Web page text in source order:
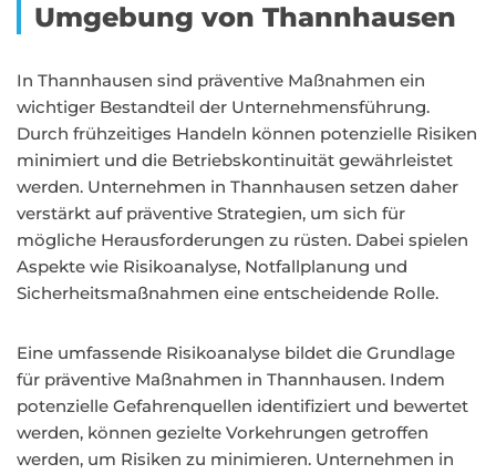
Umgebung von Thannhausen
In Thannhausen sind präventive Maßnahmen ein
wichtiger Bestandteil der Unternehmensführung.
Durch frühzeitiges Handeln können potenzielle Risiken
minimiert und die Betriebskontinuität gewährleistet
werden. Unternehmen in Thannhausen setzen daher
verstärkt auf präventive Strategien, um sich für
mögliche Herausforderungen zu rüsten. Dabei spielen
Aspekte wie Risikoanalyse, Notfallplanung und
Sicherheitsmaßnahmen eine entscheidende Rolle.
Eine umfassende Risikoanalyse bildet die Grundlage
für präventive Maßnahmen in Thannhausen. Indem
potenzielle Gefahrenquellen identifiziert und bewertet
werden, können gezielte Vorkehrungen getroffen
werden, um Risiken zu minimieren. Unternehmen in